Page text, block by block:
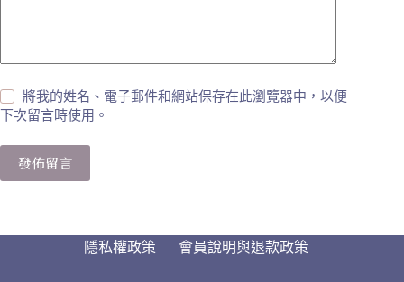
將我的姓名、電子郵件和網站保存在此瀏覽器中，以便
下次留言時使用。
發佈留言
隱私權政策 會員說明與退款政策